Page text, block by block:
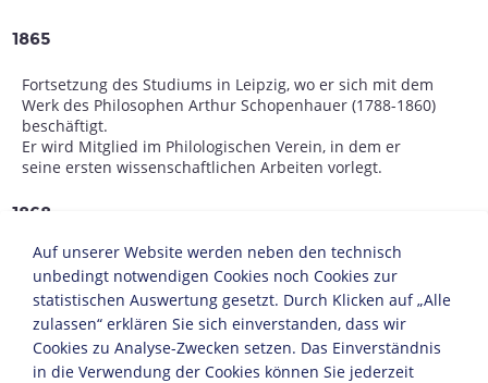
1865
Fortsetzung des Studiums in Leipzig, wo er sich mit dem
Werk des Philosophen Arthur Schopenhauer (1788-1860)
beschäftigt.
Er wird Mitglied im Philologischen Verein, in dem er
seine ersten wissenschaftlichen Arbeiten vorlegt.
1868
Militärdienst.
Beginn der Freundschaft mit dem KomponistenRichard
Wagner.
1869
Auf unserer Website werden neben den technisch
unbedingt notwendigen Cookies noch Cookies zur
statistischen Auswertung gesetzt. Durch Klicken auf „Alle
zulassen“ erklären Sie sich einverstanden, dass wir
Cookies zu Analyse-Zwecken setzen. Das Einverständnis
in die Verwendung der Cookies können Sie jederzeit